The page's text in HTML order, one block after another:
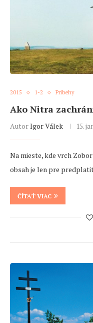
2015 1-2 Príbehy
Ako Nitra
AutorIgor Válek 15.
Na mieste, kde vrch
obsah je len pre
ČÍTAŤ VIAC